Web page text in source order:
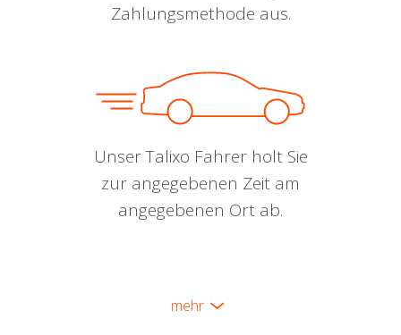
Zahlungsmethode aus.
Unser Talixo Fahrer holt Sie
zur angegebenen Zeit am
angegebenen Ort ab.
mehr